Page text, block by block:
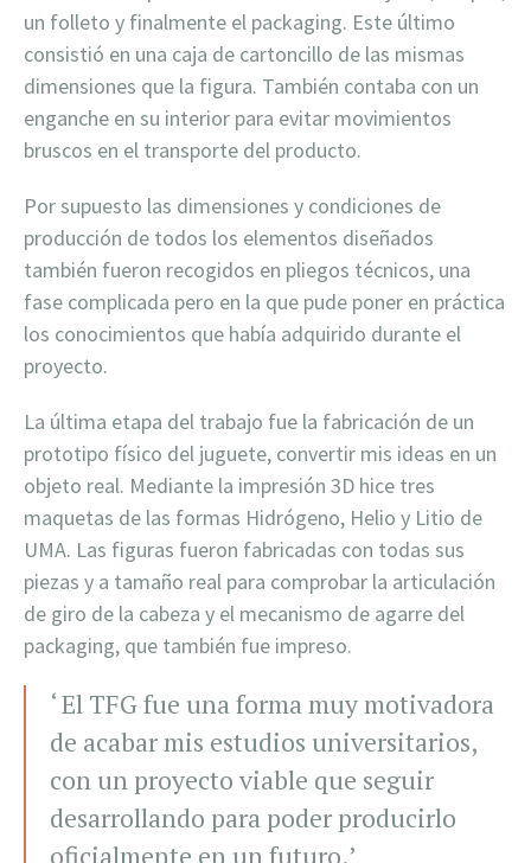
un folleto y finalmente el packaging. Este último
consistió en una caja de cartoncillo de las mismas
dimensiones que la figura. También contaba con un
enganche en su interior para evitar movimientos
bruscos en el transporte del producto.
Por supuesto las dimensiones y condiciones de
producción de todos los elementos diseñados
también fueron recogidos en pliegos técnicos, una
fase complicada pero en la que pude poner en práctica
los conocimientos que había adquirido durante el
proyecto.
La última etapa del trabajo fue la fabricación de un
prototipo físico del juguete, convertir mis ideas en un
objeto real. Mediante la impresión 3D hice tres
maquetas de las formas Hidrógeno, Helio y Litio de
UMA. Las figuras fueron fabricadas con todas sus
piezas y a tamaño real para comprobar la articulación
de giro de la cabeza y el mecanismo de agarre del
packaging, que también fue impreso.
‘ El TFG fue una forma muy motivadora
de acabar mis estudios universitarios,
con un proyecto viable que seguir
desarrollando para poder producirlo
oficialmente en un futuro.’